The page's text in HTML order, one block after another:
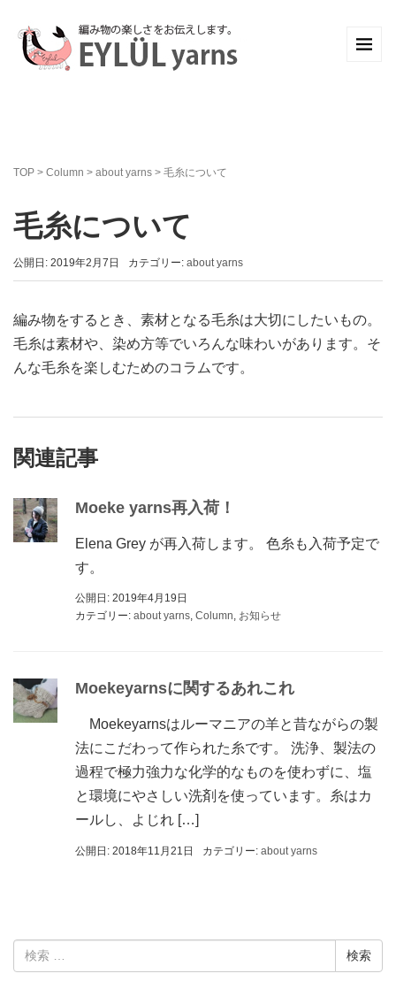
TOP > Column > about yarns > 毛糸について
毛糸について
公開日: 2019年2月7日 カテゴリー: about yarns
編み物をするとき、素材となる毛糸は大切にしたいもの。
毛糸は素材や、染め方等でいろんな味わいがあります。そ
んな毛糸を楽しむためのコラムです。
関連記事
Moeke yarns再入荷！
Elena Grey が再入荷します。 色糸も入荷予定で
す。
公開日: 2019年4月19日
カテゴリー: about yarns, Column, お知らせ
Moekeyarnsに関するあれこれ
Moekeyarnsはルーマニアの羊と昔ながらの製
法にこだわって作られた糸です。 洗浄、製法の
過程で極力強力な化学的なものを使わずに、塩
と環境にやさしい洗剤を使っています。糸はカ
ールし、よじれ […]
公開日: 2018年11月21日 カテゴリー: about yarns
検
索: